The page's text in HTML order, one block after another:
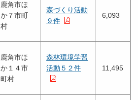
鹿角市ほ
か７市町
村
森づくり活動
９件
6,093
鹿角市ほ
か１４市
町村
森林環境学習
活動５２件
11,495